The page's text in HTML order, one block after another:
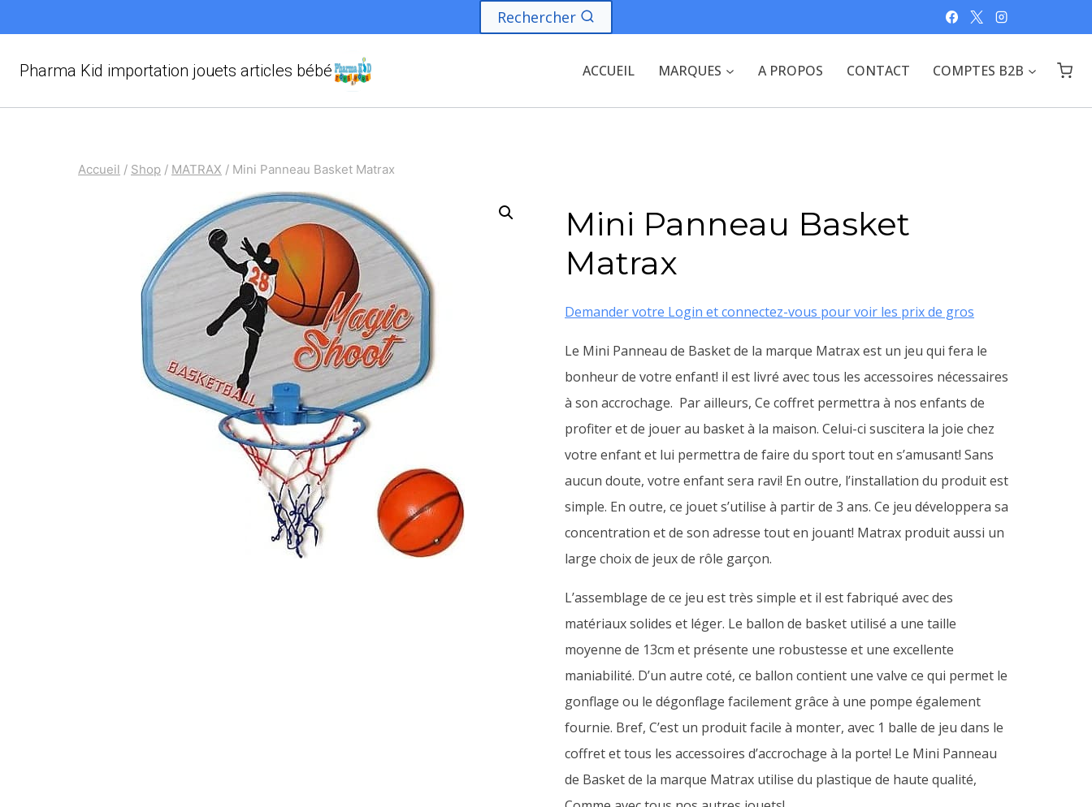
au
contenu
Rechercher
Pharma Kid importation jouets articles bébé ACCUEIL MARQUES A PROPOS CONTACT COMPTES B2B
Accueil / Shop / MATRAX / Mini Panneau Basket Matrax
Mini Panneau Basket
Matrax
Demander votre Login et connectez-vous pour voir les prix de gros
Le Mini Panneau de Basket de la marque Matrax est un jeu qui fera le
bonheur de votre enfant! il est livré avec tous les accessoires nécessaires
à son accrochage. Par ailleurs, Ce coffret permettra à nos enfants de
profiter et de jouer au basket à la maison. Celui-ci suscitera la joie chez
votre enfant et lui permettra de faire du sport tout en s’amusant! Sans
aucun doute, votre enfant sera ravi! En outre, l’installation du produit est
simple. En outre, ce jouet s’utilise à partir de 3 ans. Ce jeu développera sa
concentration et de son adresse tout en jouant! Matrax produit aussi un
large choix de jeux de rôle garçon.
L’assemblage de ce jeu est très simple et il est fabriqué avec des
matériaux solides et léger. Le ballon de basket utilisé a une taille
moyenne de 13cm et présente une robustesse et une excellente
maniabilité. D’un autre coté, ce ballon contient une valve ce qui permet le
gonflage ou le dégonflage facilement grâce à une pompe également
fournie. Bref, C’est un produit facile à monter, avec 1 balle de jeu dans le
coffret et tous les accessoires d’accrochage à la porte! Le Mini Panneau
de Basket de la marque Matrax utilise du plastique de haute qualité,